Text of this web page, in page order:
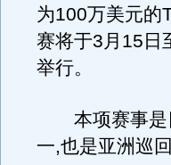
为100万美元的
赛将于3月15日
举行。
本项赛事是
一,也是亚洲巡